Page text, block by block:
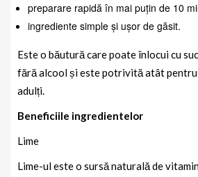
preparare rapidă în mai puțin de 10
ingrediente simple și ușor de găsit.
Este o băutură care poate înlocui cu
fără alcool și este potrivită atât
adulți.
Beneficiile ingredientelor
Lime
Lime-ul este o sursă naturală de